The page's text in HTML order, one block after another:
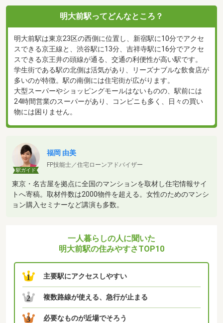
明大前駅ってどんなところ？
明大前駅は東京23区の西側に位置し、新宿駅に10分でアクセ
スできる京王線と、渋谷駅に13分、吉祥寺駅に16分でアクセ
スできる京王井の頭線が通る、交通の利便性が高い駅です。
学生街である駅の北側は活気があり、リーズナブルな飲食店が
多いのが特徴。駅の南側には住宅街が広がります。
大型スーパーやショッピングモールはないものの、駅前には
24時間営業のスーパーがあり、コンビニも多く、日々の買い
物には困りません。
駅ガイド
福岡 由美
FP技能士／住宅ローンアドバイザー
東京・名古屋を拠点に全国のマンションを取材し住宅情報サイ
トへ寄稿。取材件数は2000物件を超える。女性のためのマンシ
ョン購入セミナーなど講演も多数。
一人暮らしの人に聞いた
明大前駅の住みやすさTOP10
1 主要駅にアクセスしやすい
2 複数路線が使える、急行が止まる
3 必要なものが近場でそろう